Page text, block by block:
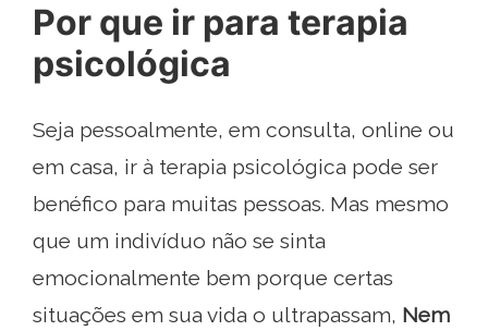
Por que ir para terapia
psicológica
Seja pessoalmente, em consulta, online ou
em casa, ir à terapia psicológica pode ser
benéfico para muitas pessoas. Mas mesmo
que um indivíduo não se sinta
emocionalmente bem porque certas
situações em sua vida o ultrapassam, Nem